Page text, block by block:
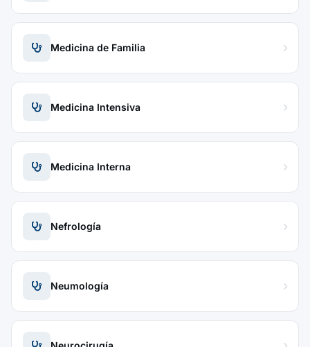
Medicina de Familia
Medicina Intensiva
Medicina Interna
Nefrología
Neumología